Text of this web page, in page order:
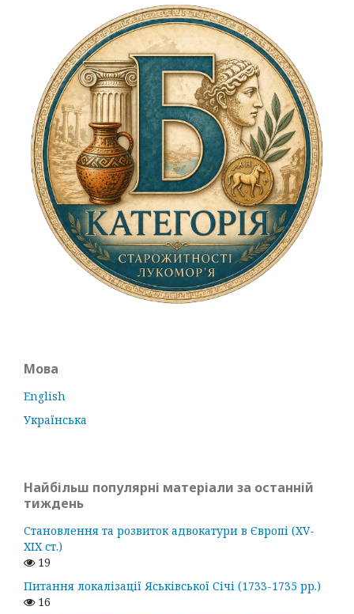
Мова
English
Українська
Найбільш популярні матеріали за останній
тиждень
Становлення та розвиток адвокатури в Європі (ХV-
ХІХ ст.)
19
Питання локалізації Яськівської Січі (1733-1735 рр.)
16